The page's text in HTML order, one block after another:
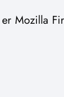
Mozilla